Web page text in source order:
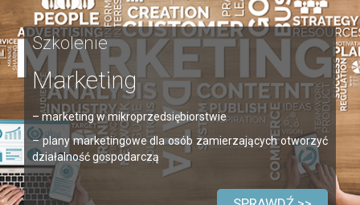
Szkolenie
Marketing
– marketing w mikroprzedsiębiorstwie
– plany marketingowe dla osób zamierzających otworzyć
działalność gospodarczą